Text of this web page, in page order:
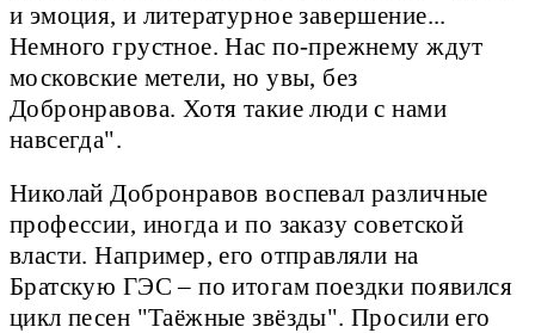
и эмоция, и литературное завершение...
Немного грустное. Нас по-прежнему ждут
московские метели, но увы, без
Добронравова. Хотя такие люди с нами
навсегда".
Николай Добронравов воспевал различные
профессии, иногда и по заказу советской
власти. Например, его отправляли на
Братскую ГЭС – по итогам поездки появился
цикл песен "Таёжные звёзды". Просили его